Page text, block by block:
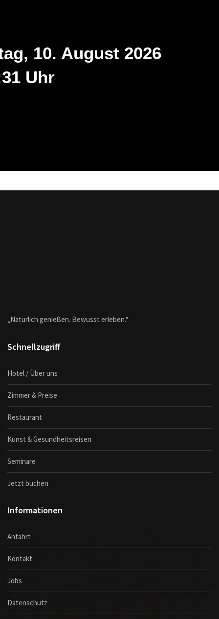
10. August 2026
31 Uhr
„Natürlich genießen. Bewusst erleben.“
Schnellzugriff
Hotel / Über uns
Zimmer & Preise
Restaurant
Kunst & Gesundheitsreisen
Seminare
Jetzt buchen
Informationen
Anfahrt
Kontakt
Jobs
Datenschutz